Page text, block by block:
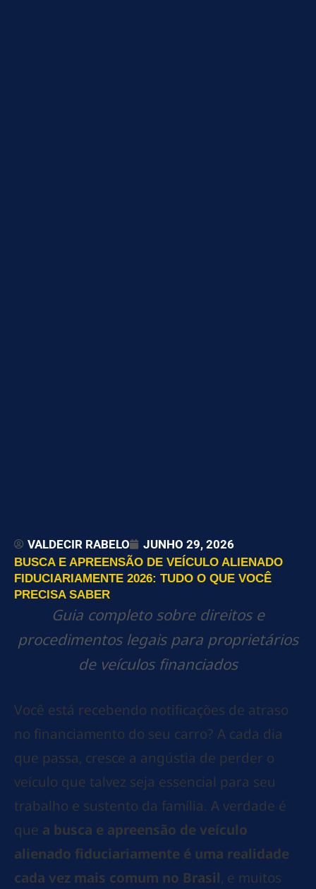
VALDECIR RABELO JUNHO 29, 2026
BUSCA E APREENSÃO DE VEÍCULO ALIENADO
FIDUCIARIAMENTE 2026: TUDO O QUE VOCÊ
PRECISA SABER
Guia completo sobre direitos e
procedimentos legais para proprietários
de veículos financiados
Você está recebendo notificações de atraso
no financiamento do seu carro? A cada dia
que passa, cresce a angústia de perder o
veículo que talvez seja essencial para seu
trabalho e sustento da família. A verdade é
que a busca e apreensão de veículo
alienado fiduciariamente é uma realidade
cada vez mais comum no Brasil, e muitos